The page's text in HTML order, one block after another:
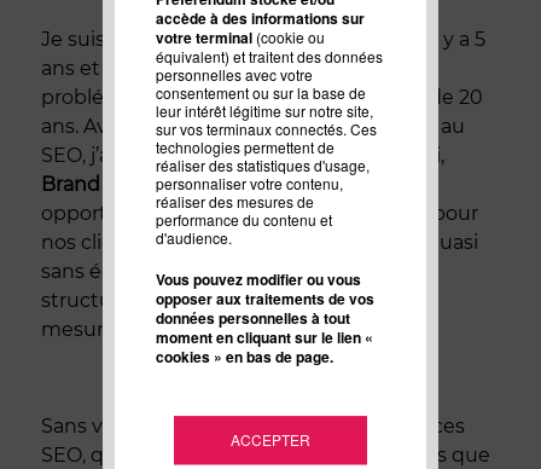
accède à des informations sur
votre terminal (cookie ou
équivalent) et traitent des données
personnelles avec votre
consentement ou sur la base de
leur intérêt légitime sur notre site,
sur vos terminaux connectés. Ces
technologies permettent de
réaliser des statistiques d'usage,
personnaliser votre contenu,
réaliser des mesures de
performance du contenu et
d'audience.
Vous pouvez modifier ou vous
opposer aux traitements de vos
données personnelles à tout
moment en cliquant sur le lien «
cookies » en bas de page.
ACCEPTER
Je suis tombé avec passion dans le SEO il y a 5
ans et mes associés gèrent des
problématiques de Marque depuis plus de 20
ans. Avec ma précédente agence dédiée au
SEO, j’avais touché les limites, aujourd’hui,
Brand Around The Webm’offre d’autres
opportunités sur le plan opérationnel et pour
nos clients une solution webmarketing quasi
sans équivalence au sein d’une même
structure. Et cela, avec des résultats
mesurables.
Sans vouloir casser du sucre sur les agences
SEO, qui doivent désormais faire bien plus que